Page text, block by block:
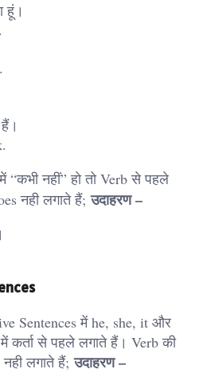
हूं।
“कभी नहीं” हो तो Verb से पहले
नही लगाते हैं;उदाहरण –
Sentences में he, she, it और
कर्ता से पहले लगाते हैं। Verb की
नही लगाते हैं;उदाहरण –